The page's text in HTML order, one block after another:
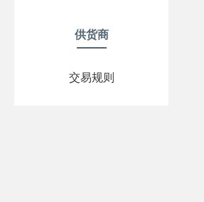
供货商
交易规则